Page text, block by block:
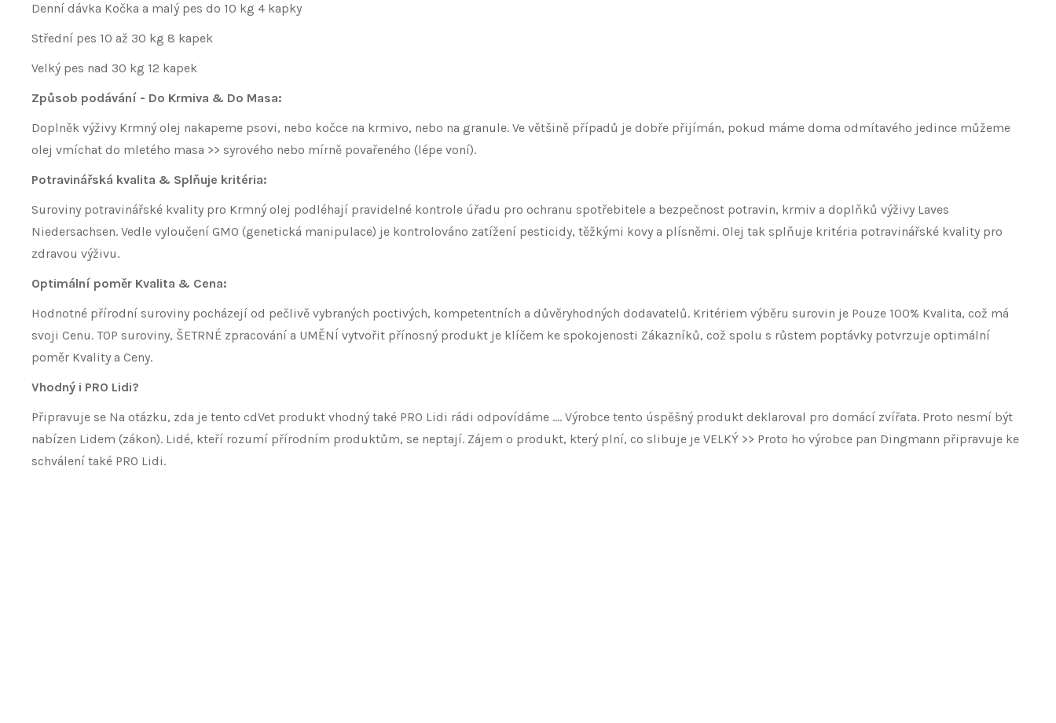
Denní dávka Kočka a malý pes do 10 kg 4 kapky
Střední pes 10 až 30 kg 8 kapek
Velký pes nad 30 kg 12 kapek
Způsob podávání - Do Krmiva & Do Masa:
Doplněk výživy Krmný olej nakapeme psovi, nebo kočce na krmivo, nebo na granule. Ve většině případů je dobře přijímán, pokud máme doma odmítavého jedince můžeme
olej vmíchat do mletého masa >> syrového nebo mírně povařeného (lépe voní).
Potravinářská kvalita & Splňuje kritéria:
Suroviny potravinářské kvality pro Krmný olej podléhají pravidelné kontrole úřadu pro ochranu spotřebitele a bezpečnost potravin, krmiv a doplňků výživy Laves
Niedersachsen. Vedle vyloučení GMO (genetická manipulace) je kontrolováno zatížení pesticidy, těžkými kovy a plísněmi. Olej tak splňuje kritéria potravinářské kvality pro
zdravou výživu.
Optimální poměr Kvalita & Cena:
Hodnotné přírodní suroviny pocházejí od pečlivě vybraných poctivých, kompetentních a důvěryhodných dodavatelů. Kritériem výběru surovin je Pouze 100% Kvalita, což má
svoji Cenu. TOP suroviny, ŠETRNÉ zpracování a UMĚNÍ vytvořit přínosný produkt je klíčem ke spokojenosti Zákazníků, což spolu s růstem poptávky potvrzuje optimální
poměr Kvality a Ceny.
Vhodný i PRO Lidi?
Připravuje se Na otázku, zda je tento cdVet produkt vhodný také PRO Lidi rádi odpovídáme …. Výrobce tento úspěšný produkt deklaroval pro domácí zvířata. Proto nesmí být
nabízen Lidem (zákon). Lidé, kteří rozumí přírodním produktům, se neptají. Zájem o produkt, který plní, co slibuje je VELKÝ >> Proto ho výrobce pan Dingmann připravuje ke
schválení také PRO Lidi.